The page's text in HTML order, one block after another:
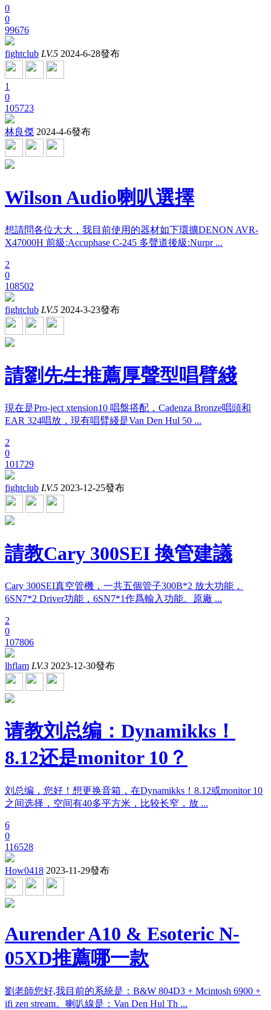
0
0
99676
fightclub LV.5 2024-6-28發布
1
0
105723
林良傑 2024-4-6發布
Wilson Audio喇叭選擇
想請問各位大大，我目前使用的器材如下環擴DENON AVR-
X47000H 前級:Accuphase C-245 多聲道後級:Nurpr ...
2
0
108502
fightclub LV.5 2024-3-23發布
請劉先生推薦厚聲型唱臂綫
現在是Pro-ject xtension10 唱盤搭配，Cadenza Bronze唱頭和
EAR 324唱放，現有唱臂綫是Van Den Hul 50 ...
2
0
101729
fightclub LV.5 2023-12-25發布
請教Cary 300SEI 換管建議
Cary 300SEI真空管機，一共五個管子300B*2 放大功能，
6SN7*2 Driver功能，6SN7*1作爲輸入功能。原廠 ...
2
0
107806
lhflam LV.3 2023-12-30發布
请教刘总编：Dynamikks！
8.12还是monitor 10？
刘总编，您好！想更换音箱，在Dynamikks！8.12或monitor 10
之间选择，空间有40多平方米，比较长窄，放 ...
6
0
116528
How0418 2023-11-29發布
Aurender A10 & Esoteric N-
05XD推薦哪一款
劉老師您好,我目前的系統是：B&W 804D3 + Mcintosh 6900 +
ifi zen stream。喇叭線是：Van Den Hul Th ...